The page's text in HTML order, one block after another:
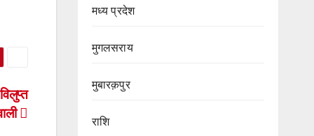
मध्य प्रदेश
मुगलसराय
मुबारक़पुर
राशि